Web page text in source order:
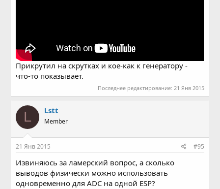
Прикрутил на скрутках и кое-как к генератору -
что-то показывает.
Последнее редактирование: 21 Янв 2015
L Lstt
Member
21 Янв 2015 #95
Извиняюсь за ламерский вопрос, а сколько
выводов физически можно использовать
одновременно для ADC на одной ESP?